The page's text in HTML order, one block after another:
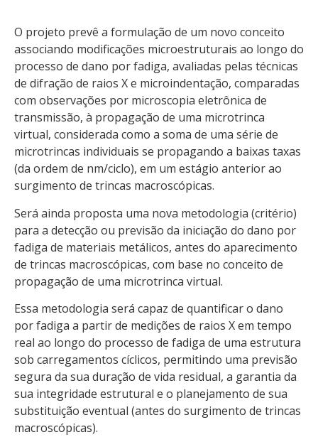
O projeto prevê a formulação de um novo conceito
associando modificações microestruturais ao longo do
processo de dano por fadiga, avaliadas pelas técnicas
de difração de raios X e microindentação, comparadas
com observações por microscopia eletrônica de
transmissão, à propagação de uma microtrinca
virtual, considerada como a soma de uma série de
microtrincas individuais se propagando a baixas taxas
(da ordem de nm/ciclo), em um estágio anterior ao
surgimento de trincas macroscópicas.
Será ainda proposta uma nova metodologia (critério)
para a detecção ou previsão da iniciação do dano por
fadiga de materiais metálicos, antes do aparecimento
de trincas macroscópicas, com base no conceito de
propagação de uma microtrinca virtual.
Essa metodologia será capaz de quantificar o dano
por fadiga a partir de medições de raios X em tempo
real ao longo do processo de fadiga de uma estrutura
sob carregamentos cíclicos, permitindo uma previsão
segura da sua duração de vida residual, a garantia da
sua integridade estrutural e o planejamento de sua
substituição eventual (antes do surgimento de trincas
macroscópicas).